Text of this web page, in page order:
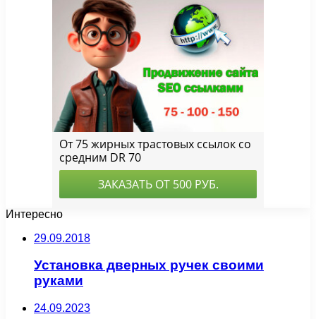
Интересно
29.09.2018
Установка дверных ручек своими
руками
24.09.2023